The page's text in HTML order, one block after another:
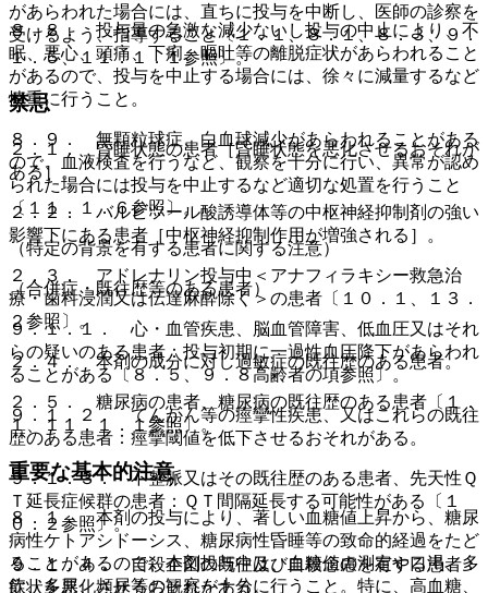
８．８． 投与量の急激な減少ないし投与の中止により、不
眠、悪心、頭痛、下痢、嘔吐等の離脱症状があらわれること
があるので、投与を中止する場合には、徐々に減量するなど
慎重に行うこと。
８．９． 無顆粒球症、白血球減少があらわれることがある
ので、血液検査を行うなど、観察を十分に行い、異常が認め
られた場合には投与を中止するなど適切な処置を行うこと
〔１１．１．６参照〕。
（特定の背景を有する患者に関する注意）
（合併症・既往歴等のある患者）
９．１．１． 心・血管疾患、脳血管障害、低血圧又はそれ
らの疑いのある患者：投与初期に一過性血圧降下があらわれ
ることがある〔８．５、９．８高齢者の項参照〕。
９．１．２． てんかん等の痙攣性疾患、又はこれらの既往
歴のある患者：痙攣閾値を低下させるおそれがある。
９．１．３． 不整脈又はその既往歴のある患者、先天性Ｑ
Ｔ延長症候群の患者：ＱＴ間隔延長する可能性がある〔１
０．２参照〕。
９．１．４． 自殺企図の既往及び自殺念慮を有する患者：
症状を悪化させるおそれがある。
があらわれた場合には、直ちに投与を中断し、医師の診察を
受けるよう、指導すること〔１．１、８．１、８．３、９．
１．５、１１．１．１参照〕。
禁忌
２．１． 昏睡状態の患者［昏睡状態を悪化させるおそれが
ある］。
２．２． バルビツール酸誘導体等の中枢神経抑制剤の強い
影響下にある患者［中枢神経抑制作用が増強される］。
２．３． アドレナリン投与中＜アナフィラキシー救急治
療・歯科浸潤又は伝達麻酔除く＞の患者〔１０．１、１３．
２参照〕。
２．４． 本剤の成分に対し過敏症の既往歴のある患者。
２．５． 糖尿病の患者、糖尿病の既往歴のある患者〔１．
１、１１．１．１参照〕。
重要な基本的注意
８．１． 本剤の投与により、著しい血糖値上昇から、糖尿
病性ケトアシドーシス、糖尿病性昏睡等の致命的経過をたど
ることがあるので、本剤投与中は、血糖値の測定や口渇、多
飲、多尿、頻尿等の観察を十分に行うこと。特に、高血糖、